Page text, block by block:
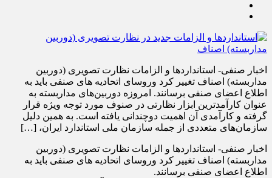
اخبار صنفی- استانداردها و الزامات نظارت تصویری (دوربین
مداربسته) اصناف تغییر کرد وروسای اتحادیه های صنفی باید به
اطلاع اعضای صنفی برسانند. امروزه دوربین‌های مداربسته به
عنوان کارآمدترین ابزار نظارتی در صنوف مورد توجه ویژه قرار
گرفته و کارآمدی آن اهمیت دوچندانی یافته است. به همین دلیل
سازمان‌های متعددی از جمله سازمان ملی استاندارد ایران، […]
اخبار صنفی- استانداردها و الزامات نظارت تصویری (دوربین
مداربسته) اصناف تغییر کرد وروسای اتحادیه های صنفی باید به
اطلاع اعضای صنفی برسانند.